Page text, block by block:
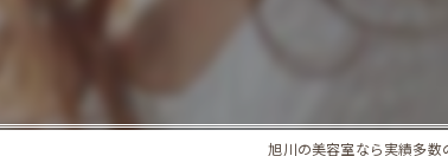
トリートメント
旭川の美容室なら実績多数